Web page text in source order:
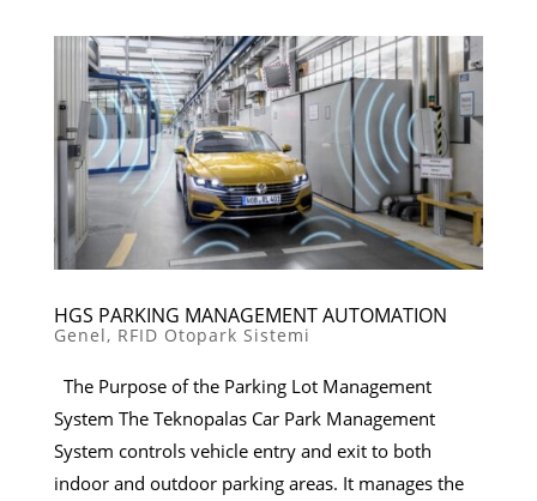
HGS PARKING MANAGEMENT AUTOMATION
Genel, RFID Otopark Sistemi
The Purpose of the Parking Lot Management
System The Teknopalas Car Park Management
System controls vehicle entry and exit to both
indoor and outdoor parking areas. It manages the